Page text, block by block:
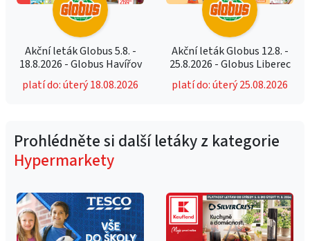
Akční leták Globus 5.8. -
18.8.2026 - Globus Havířov
platí do: úterý 18.08.2026
Akční leták Globus 12.8. -
25.8.2026 - Globus Liberec
platí do: úterý 25.08.2026
Prohlédněte si další letáky z kategorie
Hypermarkety